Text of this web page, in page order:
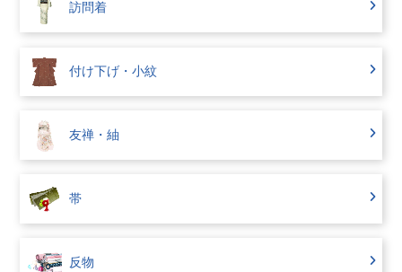
訪問着
付け下げ・小紋
友禅・紬
帯
反物